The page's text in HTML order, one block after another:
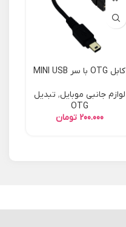
کابل OTG با سر MINI USB
لوازم جانبی موبایل, تبدیل
OTG
تومان